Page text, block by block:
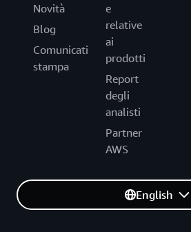
Novità
Blog
Comunicati
stampa
e
relative
ai
prodotti
Report
degli
analisti
Partner
AWS
English